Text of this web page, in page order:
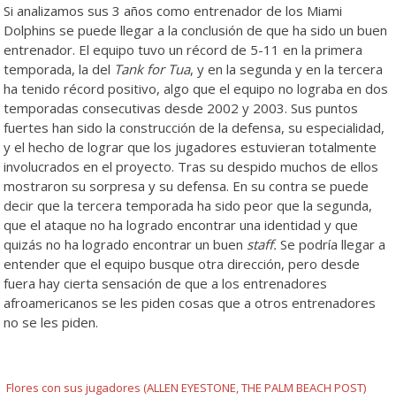
Si analizamos sus 3 años como entrenador de los Miami
Dolphins se puede llegar a la conclusión de que ha sido un buen
entrenador. El equipo tuvo un récord de 5-11 en la primera
temporada, la del Tank for Tua, y en la segunda y en la tercera
ha tenido récord positivo, algo que el equipo no lograba en dos
temporadas consecutivas desde 2002 y 2003. Sus puntos
fuertes han sido la construcción de la defensa, su especialidad,
y el hecho de lograr que los jugadores estuvieran totalmente
involucrados en el proyecto. Tras su despido muchos de ellos
mostraron su sorpresa y su defensa. En su contra se puede
decir que la tercera temporada ha sido peor que la segunda,
que el ataque no ha logrado encontrar una identidad y que
quizás no ha logrado encontrar un buen staff. Se podría llegar a
entender que el equipo busque otra dirección, pero desde
fuera hay cierta sensación de que a los entrenadores
afroamericanos se les piden cosas que a otros entrenadores
no se les piden.
Flores con sus jugadores (ALLEN EYESTONE, THE PALM BEACH POST)